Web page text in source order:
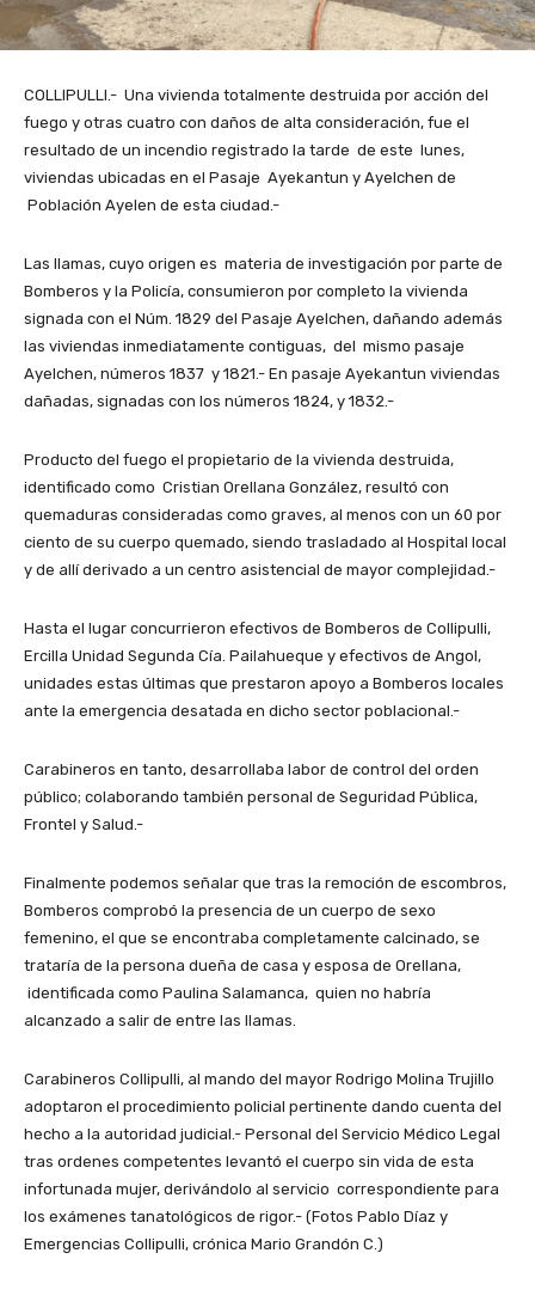
COLLIPULLI.- Una vivienda totalmente destruida por acción del
fuego y otras cuatro con daños de alta consideración, fue el
resultado de un incendio registrado la tarde de este lunes,
viviendas ubicadas en el Pasaje Ayekantun y Ayelchen de
Población Ayelen de esta ciudad.-
Las llamas, cuyo origen es materia de investigación por parte de
Bomberos y la Policía, consumieron por completo la vivienda
signada con el Núm. 1829 del Pasaje Ayelchen, dañando además
las viviendas inmediatamente contiguas, del mismo pasaje
Ayelchen, números 1837 y 1821.- En pasaje Ayekantun viviendas
dañadas, signadas con los números 1824, y 1832.-
Producto del fuego el propietario de la vivienda destruida,
identificado como Cristian Orellana González, resultó con
quemaduras consideradas como graves, al menos con un 60 por
ciento de su cuerpo quemado, siendo trasladado al Hospital local
y de allí derivado a un centro asistencial de mayor complejidad.-
Hasta el lugar concurrieron efectivos de Bomberos de Collipulli,
Ercilla Unidad Segunda Cía. Pailahueque y efectivos de Angol,
unidades estas últimas que prestaron apoyo a Bomberos locales
ante la emergencia desatada en dicho sector poblacional.-
Carabineros en tanto, desarrollaba labor de control del orden
público; colaborando también personal de Seguridad Pública,
Frontel y Salud.-
Finalmente podemos señalar que tras la remoción de escombros,
Bomberos comprobó la presencia de un cuerpo de sexo
femenino, el que se encontraba completamente calcinado, se
trataría de la persona dueña de casa y esposa de Orellana,
identificada como Paulina Salamanca, quien no habría
alcanzado a salir de entre las llamas.
Carabineros Collipulli, al mando del mayor Rodrigo Molina Trujillo
adoptaron el procedimiento policial pertinente dando cuenta del
hecho a la autoridad judicial.- Personal del Servicio Médico Legal
tras ordenes competentes levantó el cuerpo sin vida de esta
infortunada mujer, derivándolo al servicio correspondiente para
los exámenes tanatológicos de rigor.- (Fotos Pablo Díaz y
Emergencias Collipulli, crónica Mario Grandón C.)